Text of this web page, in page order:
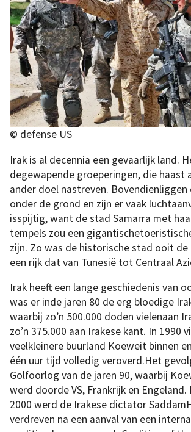
© defense US
Irak is al decennia een gevaarlijk land.
degewapende groeperingen, die haast
ander doel nastreven. Bovendienliggen
onder de grond en zijn er vaak
isspijtig, want de stad Samarra met
tempels zou een
zijn. Zo was de historische stad ooit
een rijk dat van Tunesië tot Centraal
Irak heeft een lange geschiedenis van
was er inde jaren 80 de erg bloedige
waarbij zo’n 500.000 doden vielenaan
zo’n 375.000 aan Irakese kant. In 1990
veelkleinere buurland Koeweit binnen
één uur tijd volledig veroverd.Het
Golfoorlog van de jaren 90, waarbij
werd doorde VS, Frankrijk en Engeland.
2000 werd de Irakese dictator
verdreven na een aanval van een